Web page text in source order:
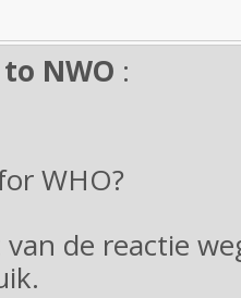
NWO :
WHO?
de reactie